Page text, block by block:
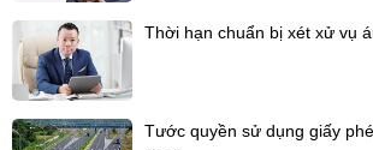
Thời hạn chuẩn bị xét xử vụ
Tước quyền sử dụng giấy